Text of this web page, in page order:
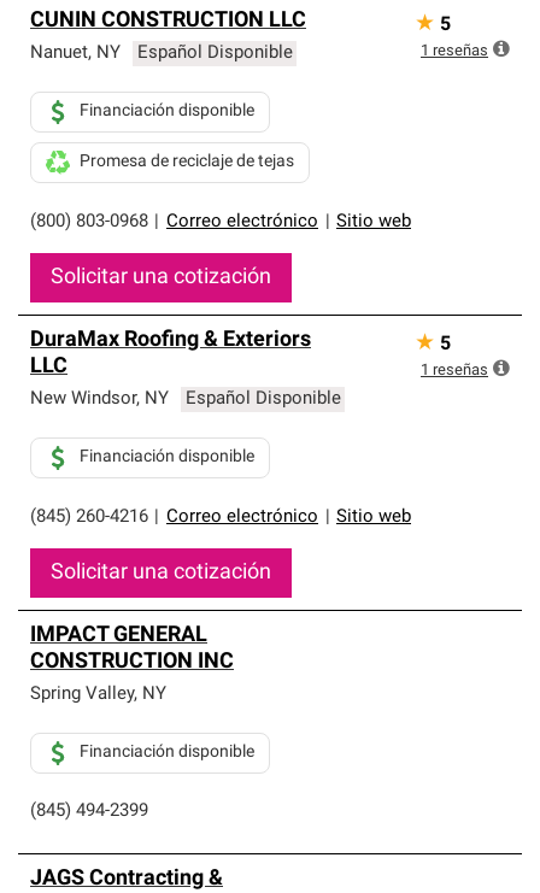
CUNIN CONSTRUCTION LLC
Nanuet, NY Español Disponible
(800) 803-0968 Correo electrónico Sitio web
Financiación disponible
Promesa de reciclaje de tejas
Solicitar una cotización
★ 5
1 reseñas
DuraMax Roofing & Exteriors
LLC
New Windsor, NY Español Disponible
(845) 260-4216 Correo electrónico Sitio web
Financiación disponible
Solicitar una cotización
★ 5
1 reseñas
IMPACT GENERAL
CONSTRUCTION INC
Spring Valley, NY
(845) 494-2399
Financiación disponible
JAGS Contracting &